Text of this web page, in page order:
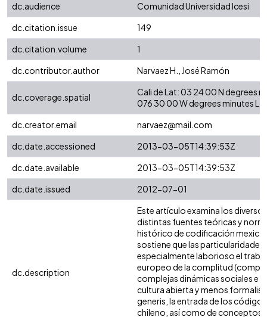
dc.audience
Comunidad Universidad Icesi
dc.citation.issue
149
dc.citation.volume
1
dc.contributor.author
Narvaez H., José Ramón
dc.coverage.spatial
Cali de Lat: 03 24 00 N degrees
076 30 00 W degrees minutes
dc.creator.email
narvaez@mail.com
dc.date.accessioned
2013-03-05T14:39:53Z
dc.date.available
2013-03-05T14:39:53Z
dc.date.issued
2012-07-01
dc.description
Este artículo examina los
distintas fuentes teóricas y
histórico de codificación
sostiene que las
especialmente laborioso el
europeo de la complitud
complejas dinámicas sociales e
cultura abierta y menos
generis, la entrada de los
chileno, así como de conceptos